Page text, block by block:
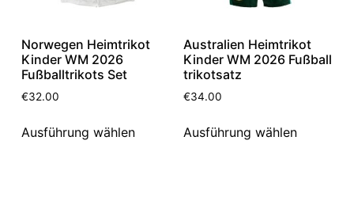
Norwegen Heimtrikot
Kinder WM 2026
Fußballtrikots Set
€32.00
Ausführung wählen
Australien Heimtrikot
Kinder WM 2026 Fußball
trikotsatz
€34.00
Ausführung wählen